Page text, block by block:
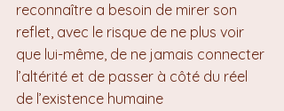
reconnaître a besoin de mirer son
reflet, avec le risque de ne plus voir
que lui-même, de ne jamais connecter
l’altérité et de passer à côté du réel
de l’existence humaine